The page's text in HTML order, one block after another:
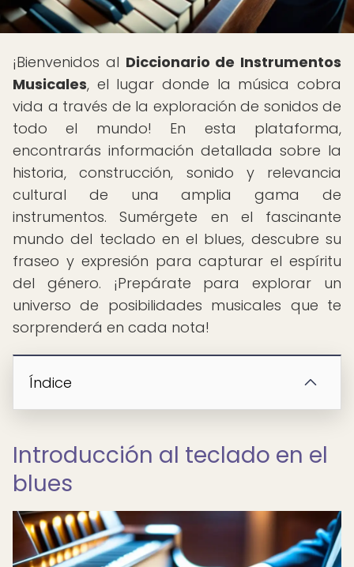
¡Bienvenidos al Diccionario de Instrumentos
Musicales, el lugar donde la música cobra
vida a través de la exploración de sonidos de
todo el mundo! En esta plataforma,
encontrarás información detallada sobre la
historia, construcción, sonido y relevancia
cultural de una amplia gama de
instrumentos. Sumérgete en el fascinante
mundo del teclado en el blues, descubre su
fraseo y expresión para capturar el espíritu
del género. ¡Prepárate para explorar un
universo de posibilidades musicales que te
sorprenderá en cada nota!
Índice
Introducción al teclado en el
blues